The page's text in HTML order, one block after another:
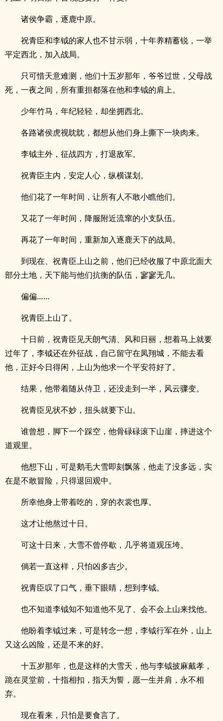
诸侯争霸，逐鹿中原。
祝青臣和李钺的家人也不甘示弱，十年养精蓄锐，一举
平定西北，加入战局。
只可惜天意难测，他们十五岁那年，爷爷过世，父母战
死，一夜之间，所有重担都落在他和李钺的肩上。
少年竹马，年纪轻轻，却坐拥西北。
各路诸侯虎视眈眈，都想从他们身上撕下一块肉来。
李钺主外，征战四方，打退敌军。
祝青臣主内，安定人心，纵横谋划。
他们花了一年时间，让所有人不敢小瞧他们。
又花了一年时间，降服附近流窜的小支队伍。
再花了一年时间，重新加入逐鹿天下的战局。
到现在、祝青臣上山之前，他们已经收服了中原北面大
部分土地，天下能与他们抗衡的队伍，寥寥无几。
偏偏……
祝青臣上山了。
十日前，祝青臣见天朗气清、风和日丽，想着马上就要
过年了，李钺还在外征战，自己留守在凤翔城，不能去看
他，正好今日得闲，上山为他求一个平安符好了。
结果，他带着随从侍卫，还没走到一半，风云骤变。
祝青臣见状不妙，扭头就要下山。
谁曾想，脚下一个踩空，他骨碌碌滚下山崖，摔进这个
道观里。
他想下山，可是鹅毛大雪即刻飘落，他走了没多远，实
在是不敢冒险，只得退回观中。
所幸他身上带着吃的，穿的衣裳也厚。
这才让他熬过十日。
可这十日来，大雪不曾停歇，几乎将道观压垮。
倘若一直这样，只怕凶多吉少。
祝青臣叹了口气，垂下眼睛，想到李钺。
也不知道李钺知不知道他不见了、会不会上山来找他。
他盼着李钺过来，可是转念一想，李钺行军在外，山上
又这么凶险，还是不来的好。
十五岁那年，也是这样的大雪天，他与李钺披麻戴孝，
跪在灵堂前，十指相扣，指天为誓，愿一生并肩，永不相
弃。
现在看来，只怕是要食言了。